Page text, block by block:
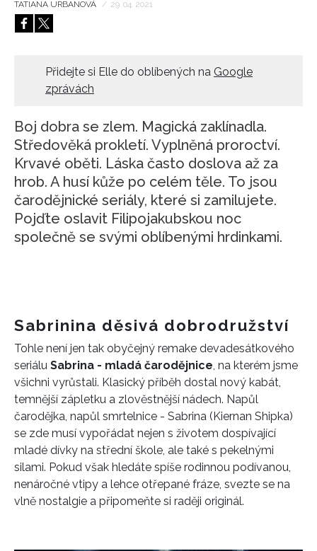
HOME
TATIANA URBANOVÁ / 29. 04. 2021
Přidejte si Elle do oblíbených na Google
zprávách
Boj dobra se zlem. Magická zaklínadla.
Středověká prokletí. Vyplněná proroctví.
Krvavé oběti. Láska často doslova až za
hrob. A husí kůže po celém těle. To jsou
čarodějnické seriály, které si zamilujete.
Pojďte oslavit Filipojakubskou noc
společně se svými oblíbenými hrdinkami.
Sabrinina děsivá dobrodružství
Tohle není jen tak obyčejný remake devadesátkového
seriálu Sabrina - mladá čarodějnice , na kterém jsme
všichni vyrůstali. Klasický příběh dostal nový kabát,
temnější zápletku a zlověstnější nádech. Napůl
čarodějka, napůl smrtelnice - Sabrina (Kiernan Shipka)
se zde musí vypořádat nejen s životem dospívající
mladé dívky na střední škole, ale také s pekelnými
silami. Pokud však hledáte spíše rodinnou podívanou,
nenáročné vtipy a lehce otřepané fráze, svezte se na
vlně nostalgie a připomeňte si raději originál.